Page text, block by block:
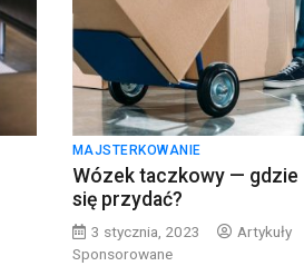
MAJSTERKOWANIE
Wózek taczkowy — gdzie
się przydać?
3 stycznia, 2023
Artykuły
Sponsorowane